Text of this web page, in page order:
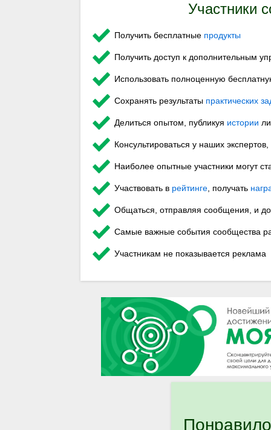
Участники
Получить бесплатные продукты
Получить доступ к дополнительным
Использовать полноценную
Сохранять результаты практических
Делиться опытом, публикуя истории
Консультироваться у наших
Наиболее опытные участники могут
Участвовать в рейтинге, получать
Общаться, отправляя сообщения, и
Самые важные события сообщества
Участникам не показывается реклама